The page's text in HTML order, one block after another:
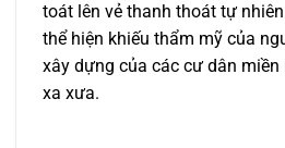
toát lên vẻ thanh thoát tự
thể hiện khiếu thẩm mỹ của
xây dựng của các cư dân
xa xưa.